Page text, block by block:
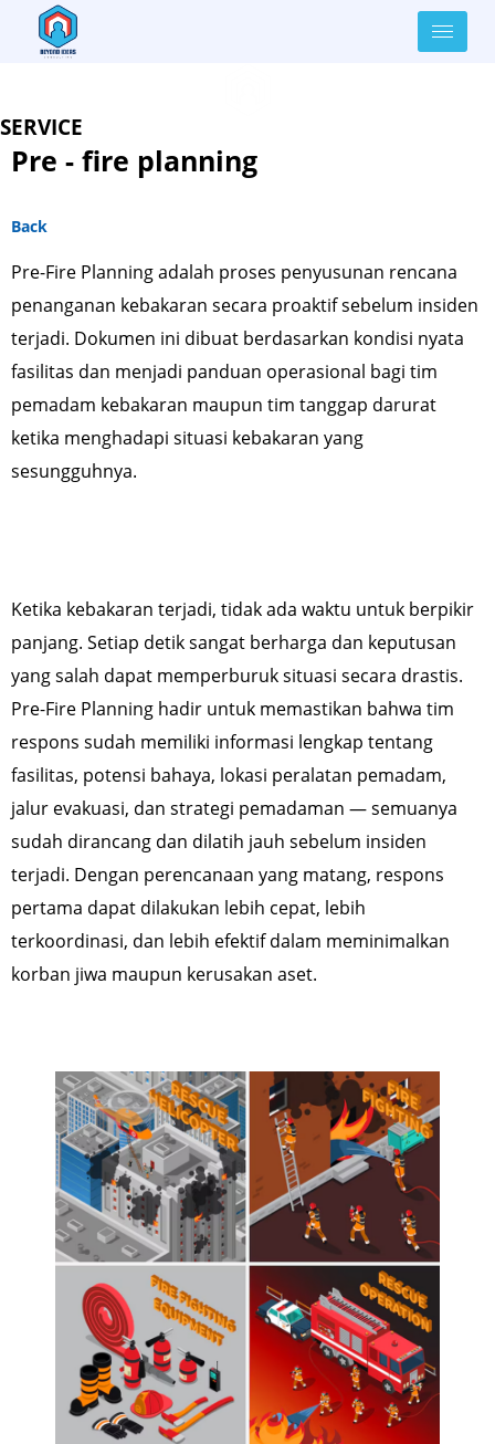
Lewati
SERVICE
Pre - fire planning
Back
Pre-Fire Planning adalah proses penyusunan rencana
penanganan kebakaran secara proaktif sebelum insiden
terjadi. Dokumen ini dibuat berdasarkan kondisi nyata
fasilitas dan menjadi panduan operasional bagi tim
pemadam kebakaran maupun tim tanggap darurat
ketika menghadapi situasi kebakaran yang
sesungguhnya.
Ketika kebakaran terjadi, tidak ada waktu untuk berpikir
panjang. Setiap detik sangat berharga dan keputusan
yang salah dapat memperburuk situasi secara drastis.
Pre-Fire Planning hadir untuk memastikan bahwa tim
respons sudah memiliki informasi lengkap tentang
fasilitas, potensi bahaya, lokasi peralatan pemadam,
jalur evakuasi, dan strategi pemadaman — semuanya
sudah dirancang dan dilatih jauh sebelum insiden
terjadi. Dengan perencanaan yang matang, respons
pertama dapat dilakukan lebih cepat, lebih
terkoordinasi, dan lebih efektif dalam meminimalkan
korban jiwa maupun kerusakan aset.